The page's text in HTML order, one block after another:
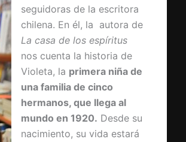
seguidoras de la escritora
chilena. En él, la autora de
La casa de los espíritus
nos cuenta la historia de
Violeta, la primera niña de
una familia de cinco
hermanos, que llega al
mundo en 1920. Desde su
nacimiento, su vida estará